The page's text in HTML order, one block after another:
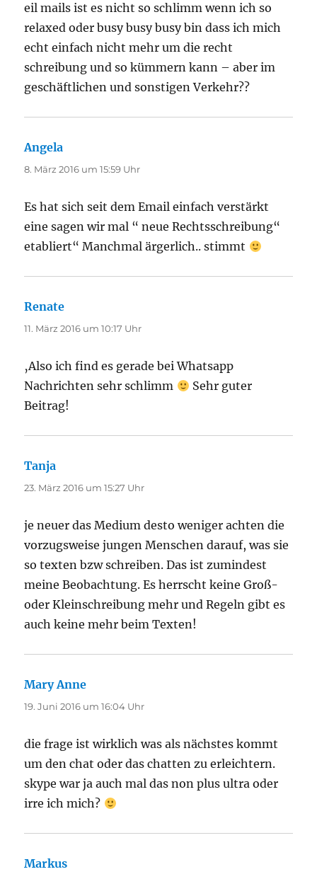
eil mails ist es nicht so schlimm wenn ich so
relaxed oder busy busy busy bin dass ich mich
echt einfach nicht mehr um die recht
schreibung und so kümmern kann – aber im
geschäftlichen und sonstigen Verkehr??
Angela
8. März 2016 um 15:59 Uhr
Es hat sich seit dem Email einfach verstärkt
eine sagen wir mal “ neue Rechtsschreibung“
etabliert“ Manchmal ärgerlich.. stimmt
Renate
11. März 2016 um 10:17 Uhr
‚Also ich find es gerade bei Whatsapp
Nachrichten sehr schlimm
Sehr guter
Beitrag!
Tanja
23. März 2016 um 15:27 Uhr
je neuer das Medium desto weniger achten die
vorzugsweise jungen Menschen darauf, was sie
so texten bzw schreiben. Das ist zumindest
meine Beobachtung. Es herrscht keine Groß-
oder Kleinschreibung mehr und Regeln gibt es
auch keine mehr beim Texten!
Mary Anne
19. Juni 2016 um 16:04 Uhr
die frage ist wirklich was als nächstes kommt
um den chat oder das chatten zu erleichtern.
skype war ja auch mal das non plus ultra oder
irre ich mich?
Markus